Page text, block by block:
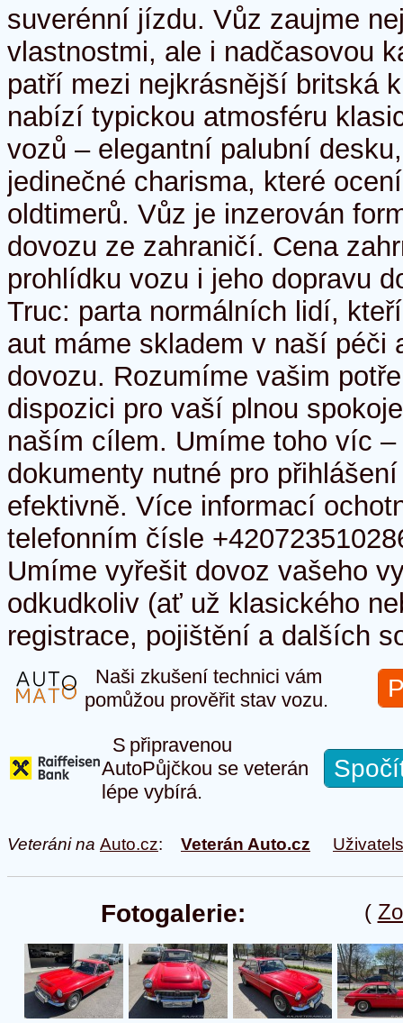
suverénní jízdu. Vůz zaujme
vlastnostmi, ale i nadčasovou
patří mezi nejkrásnější britská
nabízí typickou atmosféru
vozů – elegantní palubní
jedinečné charisma, které
oldtimerů. Vůz je inzerován
dovozu ze zahraničí. Cena
prohlídku vozu i jeho dopravu
Truc: parta normálních lidí,
aut máme skladem v naší péči
dovozu. Rozumíme vašim
dispozici pro vaší plnou
naším cílem. Umíme toho víc
dokumenty nutné pro
efektivně. Více informací
telefonním čísle
Umíme vyřešit dovoz vašeho
odkudkoliv (ať už klasického
registrace, pojištění a dalších
Naši zkušení technici vám
pomůžou prověřit stav vozu.
S připravenou
AutoPůjčkou se veterán
lépe vybírá.
Veteráni na Auto.cz: Veterán Auto.cz
(
Fotogalerie: